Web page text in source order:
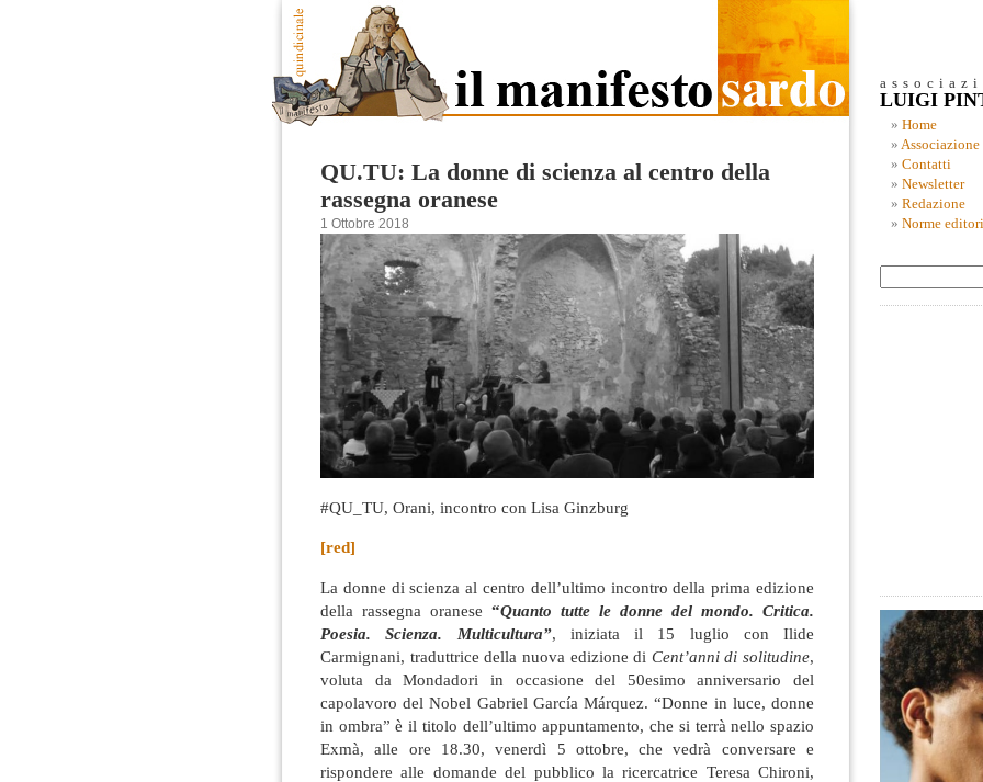
QU.TU: La donne di scienza al centro della
rassegna oranese
1 Ottobre 2018
#QU_TU, Orani, incontro con Lisa Ginzburg
[red]
La donne di scienza al centro dell’ultimo incontro della prima edizione
della rassegna oranese “Quanto tutte le donne del mondo. Critica.
Poesia. Scienza. Multicultura”, iniziata il 15 luglio con Ilide
Carmignani, traduttrice della nuova edizione di Cent’anni di solitudine,
voluta da Mondadori in occasione del 50esimo anniversario del
capolavoro del Nobel Gabriel García Márquez.“Donne in luce, donne
in ombra” è il titolo dell’ultimo appuntamento, che si terrà nello spazio
Exmà, alle ore 18.30, venerdì 5 ottobre, che vedrà conversare e
rispondere alle domande del pubblico la ricercatrice Teresa Chironi,
LUIGI
Home
Associazione
Contatti
Newsletter
Redazione
Norme